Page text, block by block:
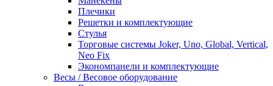
Плечики
Решетки и комплектующие
Стулья
Торговые системы Joker, Uno, Global, Vertical,
Neo Fix
Экономпанели и комплектующие
Весы / Весовое оборудование